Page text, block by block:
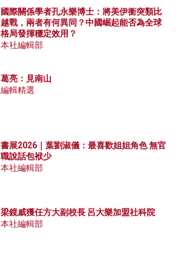
國際關係學者孔永樂博士：將美伊衝突類比
越戰，兩者有何異同？中國崛起能否為全球
格局發揮穩定效用？
本社編輯部
葛亮：見南山
編輯精選
書展2026｜葉劉淑儀：最喜歡姐姐角色 無官
職說話包袱少
本社編輯部
梁鏡威獲任方大副校長 呂大樂加盟社科院
本社編輯部